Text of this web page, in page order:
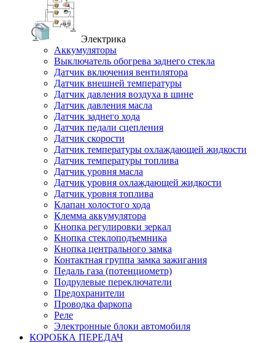
Электрика
Аккумуляторы
Выключатель обогрева заднего стекла
Датчик включения вентилятора
Датчик внешней температуры
Датчик давления воздуха в шине
Датчик давления масла
Датчик заднего хода
Датчик педали сцепления
Датчик скорости
Датчик температуры охлаждающей жидкости
Датчик температуры топлива
Датчик уровня масла
Датчик уровня охлаждающей жидкости
Датчик уровня топлива
Клапан холостого хода
Клемма аккумулятора
Кнопка регулировки зеркал
Кнопка стеклоподъемника
Кнопка центрального замка
Контактная группа замка зажигания
Педаль газа (потенциометр)
Подрулевые переключатели
Предохранители
Проводка фаркопа
Реле
Электронные блоки автомобиля
КОРОБКА ПЕРЕДАЧ